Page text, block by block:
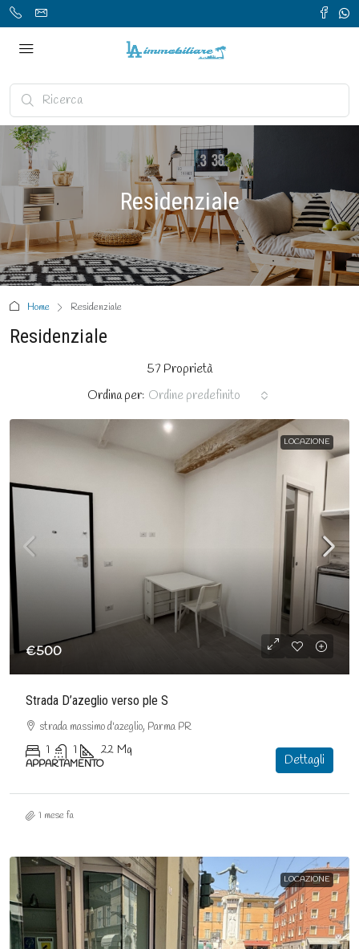
Residenziale
Home Residenziale
Residenziale
57 Proprietà
Ordina per: Ordine predefinito
LOCAZIONE
€500
Strada D’azeglio verso ple S
strada massimo d'azeglio, Parma PR
1 1 22 Mq
APPARTAMENTO Dettagli
1 mese fa
LOCAZIONE